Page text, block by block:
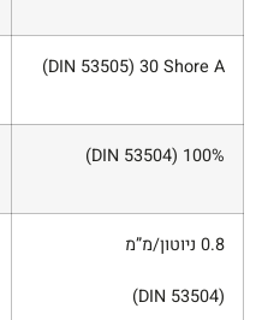
DIN 53505) 30 Shore A)
DIN 53504) 100%)
0.8 ניוטון/מ”מ
(DIN 53504)